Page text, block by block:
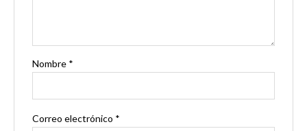
Nombre *
Correo electrónico *